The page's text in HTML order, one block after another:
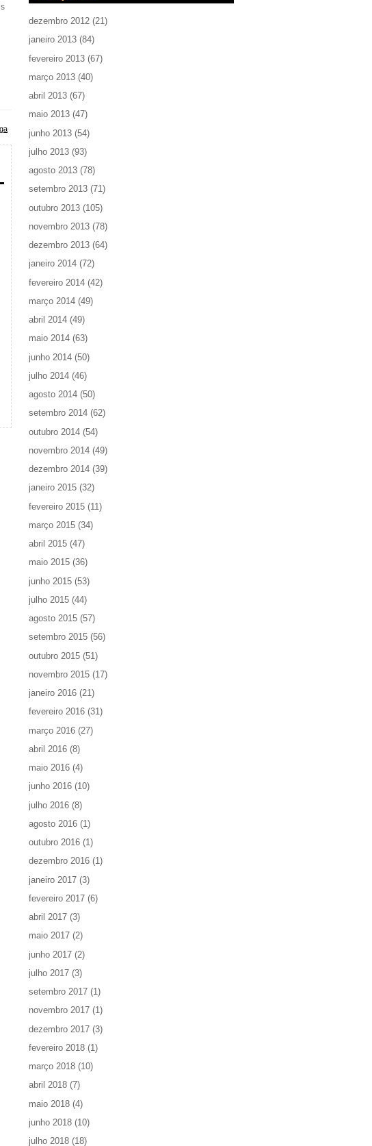
dezembro 2012 (21)
janeiro 2013 (84)
fevereiro 2013 (67)
março 2013 (40)
abril 2013 (67)
maio 2013 (47)
junho 2013 (54)
julho 2013 (93)
agosto 2013 (78)
setembro 2013 (71)
outubro 2013 (105)
novembro 2013 (78)
dezembro 2013 (64)
janeiro 2014 (72)
fevereiro 2014 (42)
março 2014 (49)
abril 2014 (49)
maio 2014 (63)
junho 2014 (50)
julho 2014 (46)
agosto 2014 (50)
setembro 2014 (62)
outubro 2014 (54)
novembro 2014 (49)
dezembro 2014 (39)
janeiro 2015 (32)
fevereiro 2015 (11)
março 2015 (34)
abril 2015 (47)
maio 2015 (36)
junho 2015 (53)
julho 2015 (44)
agosto 2015 (57)
setembro 2015 (56)
outubro 2015 (51)
novembro 2015 (17)
janeiro 2016 (21)
fevereiro 2016 (31)
março 2016 (27)
abril 2016 (8)
maio 2016 (4)
junho 2016 (10)
julho 2016 (8)
agosto 2016 (1)
outubro 2016 (1)
dezembro 2016 (1)
janeiro 2017 (3)
fevereiro 2017 (6)
abril 2017 (3)
maio 2017 (2)
junho 2017 (2)
julho 2017 (3)
setembro 2017 (1)
novembro 2017 (1)
dezembro 2017 (3)
fevereiro 2018 (1)
março 2018 (10)
abril 2018 (7)
maio 2018 (4)
junho 2018 (10)
julho 2018 (18)